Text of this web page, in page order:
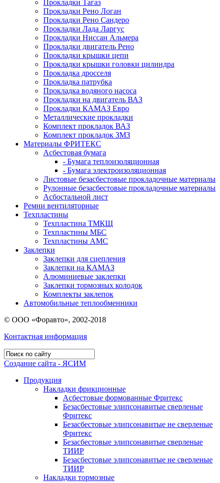
Прокладки Тагаз
Прокладки Рено Логан
Прокладки Рено Сандеро
Прокладки Лада Ларгус
Прокладки Ниссан Альмера
Прокладки двигатель Рено
Прокладки крышки цепи
Прокладки крышки головки цилиндра
Прокладка дросселя
Прокладка патрубка
Прокладка водяного насоса
Прокладки на двигатель ВАЗ
Прокладки КАМАЗ Евро
Металлические прокладки
Комплект прокладок ВАЗ
Комплект прокладок ЗМЗ
Материалы ФРИТЕКС
Асбестовая бумага
- Бумага теплоизоляционная
- Бумага электроизоляционная
Листовые безасбестовые прокладочные материалы
Рулонные безасбестовые прокладочные материалы
Асбостальной лист
Ремни вентиляторные
Техпластины
Техпластина ТМКЩ
Техпластины МБС
Техпластины АМС
Заклепки
Заклепки для сцепления
Заклепки на КАМАЗ
Алюминиевые заклепки
Заклепки тормозных колодок
Комплекты заклепок
Автомобильные теплообменники
© ООО «Форавто», 2002-2018
Контактная информация
Создание сайта - ЯСИМ
Продукция
Накладки фрикционные
Асбестовые формованные Фритекс
Безасбестовые элипсонавитые сверленые
Фритекс
Безасбестовые элипсонавитые не сверленые
Фритекс
Безасбестовые элипсонавитые сверленые
ТИИР
Безасбестовые элипсонавитые не сверленые
ТИИР
Накладки тормозные